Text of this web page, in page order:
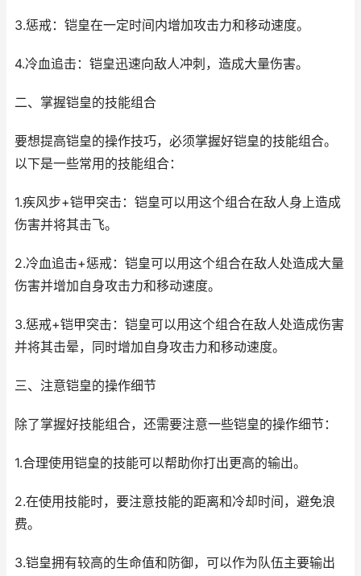
3.惩戒：铠皇在一定时间内增加攻击力和移动速度。
4.冷血追击：铠皇迅速向敌人冲刺，造成大量伤害。
二、掌握铠皇的技能组合
要想提高铠皇的操作技巧，必须掌握好铠皇的技能组合。
以下是一些常用的技能组合：
1.疾风步+铠甲突击：铠皇可以用这个组合在敌人身上造成
伤害并将其击飞。
2.冷血追击+惩戒：铠皇可以用这个组合在敌人处造成大量
伤害并增加自身攻击力和移动速度。
3.惩戒+铠甲突击：铠皇可以用这个组合在敌人处造成伤害
并将其击晕，同时增加自身攻击力和移动速度。
三、注意铠皇的操作细节
除了掌握好技能组合，还需要注意一些铠皇的操作细节：
1.合理使用铠皇的技能可以帮助你打出更高的输出。
2.在使用技能时，要注意技能的距离和冷却时间，避免浪
费。
3.铠皇拥有较高的生命值和防御，可以作为队伍主要输出